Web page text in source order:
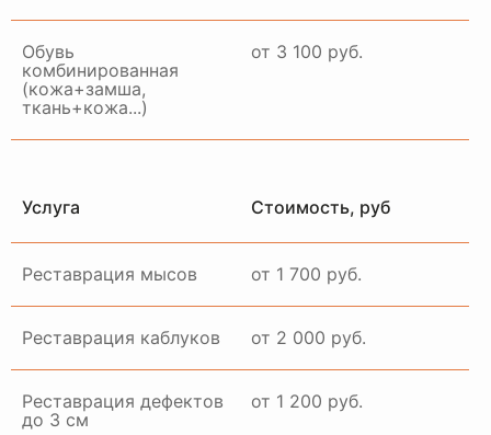
Обувь
комбинированная
(кожа+замша,
ткань+кожа...)
от 3 100 руб.
Услуга Стоимость, руб
Реставрация мысов от 1 700 руб.
Реставрация каблуков от 2 000 руб.
Реставрация дефектов
до 3 см
от 1 200 руб.